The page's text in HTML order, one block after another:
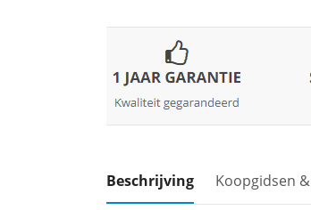
Beschrijving Koopgidsen